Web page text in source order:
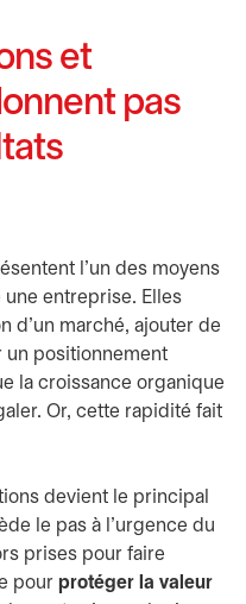
et
pas
l’un des moyens
entreprise. Elles
d’un marché, ajouter de
un positionnement
la croissance organique
Or, cette rapidité fait
devient le principal
le pas à l’urgence du
prises pour faire
pour protéger la valeur